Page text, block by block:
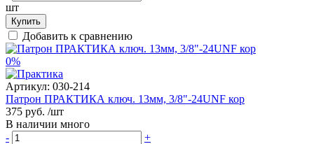
шт
Купить
Добавить к сравнению
0%
Артикул: 030-214
Патрон ПРАКТИКА ключ. 13мм, 3/8"-24UNF кор
375 руб. /шт
В наличии много
-
+